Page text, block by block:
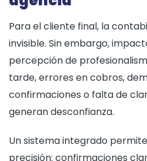
Para el cliente final, la
invisible. Sin embargo,
percepción de
tarde, errores en cobros,
confirmaciones o falta de
generan desconfianza.
Un sistema integrado
precisión: confirmaciones